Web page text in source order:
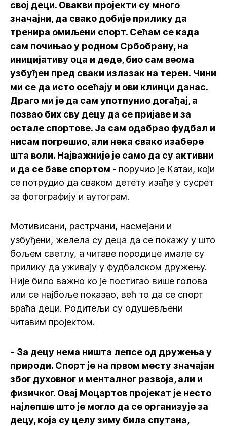
свој деци. Овакви пројекти су много
значајни, да свако добије прилику да
тренира омиљени спорт. Сећам се када
сам почињао у родном Србобрану, на
иницијативу оца и деде, био сам веома
узбуђен пред сваки излазак на терен. Чини
ми се да исто осећају и ови клинци данас.
Драго ми је да сам употпунио догађај, а
позвао бих сву децу да се пријаве и за
остале спортове. Ја сам одабрао фудбал и
нисам погрешио, али нека свако изабере
шта воли. Најважније је само да су активни
и да се баве спортом - поручио је Катаи, који
се потрудио да сваком детету изађе у сусрет
за фотографију и аутограм.
Мотивисани, растрчани, насмејани и
узбуђени, желела су деца да се покажу у што
бољем светлу, а читаве породице имале су
прилику да уживају у фудбалском дружењу.
Није било важно ко је постигао више голова
или се најбоље показао, већ то да се спорт
враћа деци. Родитељи су одушевљени
читавим пројектом.
- За децу нема ништа лепсе од дружења у
природи. Спорт је на првом месту значајан
због духовног и менталног развоја, али и
физичког. Овај Моцартов пројекат је несто
најлепше што је могло да се организује за
децу, која су целу зиму била спутана,